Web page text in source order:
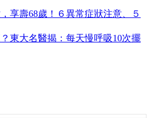
享壽68歲！６異常症狀注意、５
東大名醫揭：每天慢呼吸10次擺